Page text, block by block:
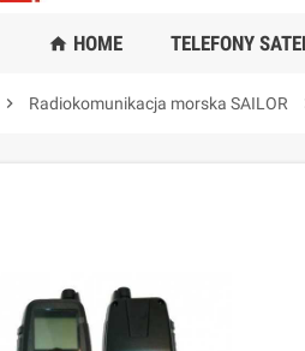
home HOME TELEFONY
chevron_right Radiokomunikacja morska SAILOR